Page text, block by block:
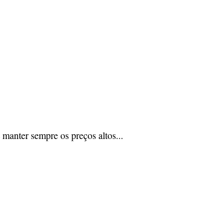
sempre os preços altos...